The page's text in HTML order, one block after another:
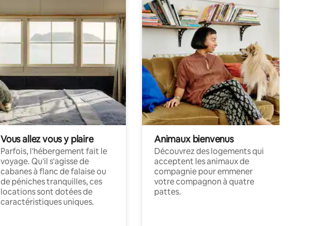
Vous allez vous y plaire
Parfois, l'hébergement fait le
voyage. Qu'il s'agisse de
cabanes à flanc de falaise ou
de péniches tranquilles, ces
locations sont dotées de
caractéristiques uniques.
Animaux bienvenus
Découvrez des logements qui
acceptent les animaux de
compagnie pour emmener
votre compagnon à quatre
pattes.